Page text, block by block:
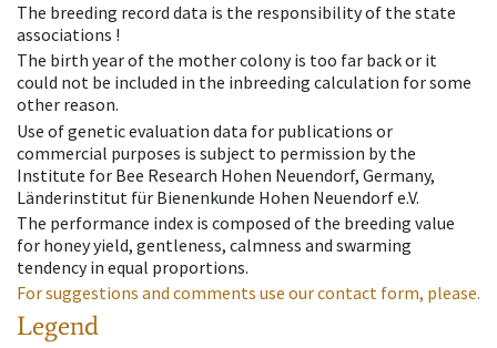
The breeding record data is the responsibility of the state
associations !
The birth year of the mother colony is too far back or it
could not be included in the inbreeding calculation for some
other reason.
Use of genetic evaluation data for publications or
commercial purposes is subject to permission by the
Institute for Bee Research Hohen Neuendorf, Germany,
Länderinstitut für Bienenkunde Hohen Neuendorf e.V.
The performance index is composed of the breeding value
for honey yield, gentleness, calmness and swarming
tendency in equal proportions.
For suggestions and comments use our contact form, please.
Legend